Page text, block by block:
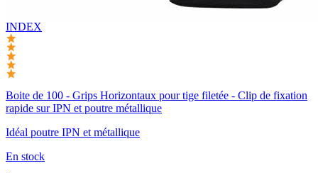
INDEX
Boite de 100 - Grips Horizontaux pour tige filetée - Clip de fixation
rapide sur IPN et poutre métallique
Idéal poutre IPN et métallique
En stock